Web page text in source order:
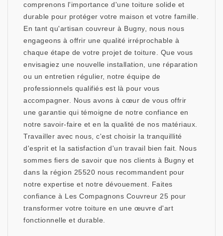
comprenons l'importance d'une toiture solide et
durable pour protéger votre maison et votre famille.
En tant qu'artisan couvreur à Bugny, nous nous
engageons à offrir une qualité irréprochable à
chaque étape de votre projet de toiture. Que vous
envisagiez une nouvelle installation, une réparation
ou un entretien régulier, notre équipe de
professionnels qualifiés est là pour vous
accompagner. Nous avons à cœur de vous offrir
une garantie qui témoigne de notre confiance en
notre savoir-faire et en la qualité de nos matériaux.
Travailler avec nous, c'est choisir la tranquillité
d'esprit et la satisfaction d'un travail bien fait. Nous
sommes fiers de savoir que nos clients à Bugny et
dans la région 25520 nous recommandent pour
notre expertise et notre dévouement. Faites
confiance à Les Compagnons Couvreur 25 pour
transformer votre toiture en une œuvre d'art
fonctionnelle et durable.